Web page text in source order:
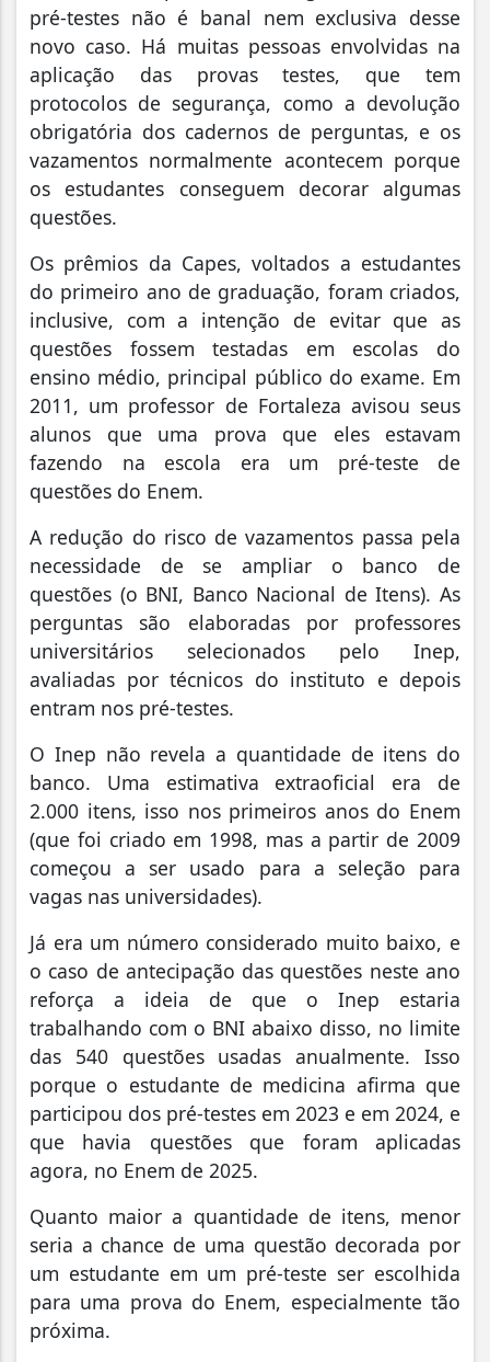
pré-testes não é banal nem exclusiva desse
novo caso. Há muitas pessoas envolvidas na
aplicação das provas testes, que tem
protocolos de segurança, como a devolução
obrigatória dos cadernos de perguntas, e os
vazamentos normalmente acontecem porque
os estudantes conseguem decorar algumas
questões.
Os prêmios da Capes, voltados a estudantes
do primeiro ano de graduação, foram criados,
inclusive, com a intenção de evitar que as
questões fossem testadas em escolas do
ensino médio, principal público do exame. Em
2011, um professor de Fortaleza avisou seus
alunos que uma prova que eles estavam
fazendo na escola era um pré-teste de
questões do Enem.
A redução do risco de vazamentos passa pela
necessidade de se ampliar o banco de
questões (o BNI, Banco Nacional de Itens). As
perguntas são elaboradas por professores
universitários selecionados pelo Inep,
avaliadas por técnicos do instituto e depois
entram nos pré-testes.
O Inep não revela a quantidade de itens do
banco. Uma estimativa extraoficial era de
2.000 itens, isso nos primeiros anos do Enem
(que foi criado em 1998, mas a partir de 2009
começou a ser usado para a seleção para
vagas nas universidades).
Já era um número considerado muito baixo, e
o caso de antecipação das questões neste ano
reforça a ideia de que o Inep estaria
trabalhando com o BNI abaixo disso, no limite
das 540 questões usadas anualmente. Isso
porque o estudante de medicina afirma que
participou dos pré-testes em 2023 e em 2024, e
que havia questões que foram aplicadas
agora, no Enem de 2025.
Quanto maior a quantidade de itens, menor
seria a chance de uma questão decorada por
um estudante em um pré-teste ser escolhida
para uma prova do Enem, especialmente tão
próxima.